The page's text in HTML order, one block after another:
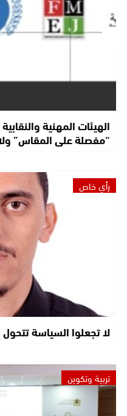
الهيئات المهنية
“مفصلة على المقاس”
رأي خاص
لا تجعلوا السياسة
تربية وتكوين